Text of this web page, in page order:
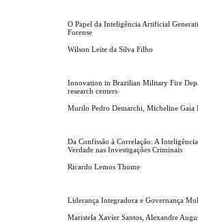
O Papel da Inteligência Artificial
Forense
Wilson Leite da Silva Filho
Innovation in Brazilian Military Fire
research centers
Murilo Pedro Demarchi, Micheline
Da Confissão à Correlação: A
Verdade nas Investigações Criminais
Ricardo Lemos Thome
Liderança Integradora e Governança
Maristela Xavier Santos, Alexandre